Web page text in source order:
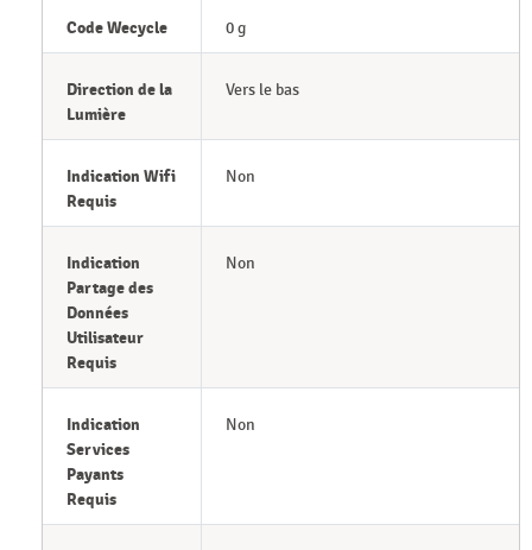
Code Wecycle 0 g
Direction de la
Lumière
Vers le bas
Indication Wifi
Requis
Non
Indication
Partage des
Données
Utilisateur
Requis
Non
Indication
Services
Payants
Requis
Non